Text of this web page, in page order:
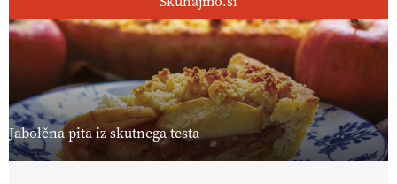
Jabolčna pita iz skutnega testa